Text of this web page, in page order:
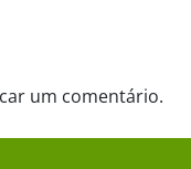
um comentário.